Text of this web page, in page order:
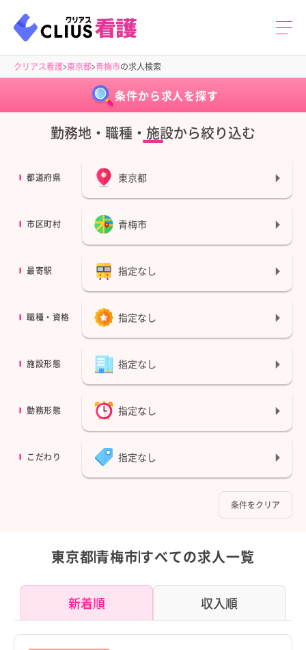
クリアス看護 東京都 青梅市の求人検索
条件から求人を探す
勤務地・職種・施設から絞り込む
都道府県 東京都
市区町村 青梅市
最寄駅 指定なし
職種・資格 指定なし
施設形態 指定なし
勤務形態 指定なし
こだわり 指定なし
条件をクリア
東京都青梅市すべての求人一覧
新着順 収入順